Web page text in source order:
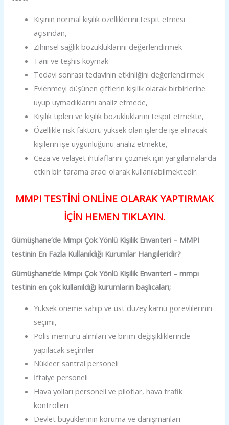
Kişinin normal kişilik özelliklerini tespit etmesi
açısından,
Zihinsel sağlık bozukluklarını değerlendirmek
Tanı ve teşhis koymak
Tedavi sonrası tedavinin etkinliğini değerlendirmek
Evlenmeyi düşünen çiftlerin kişilik olarak birbirlerine
uyup uymadıklarını analiz etmede,
Kişilik tipleri ve kişilik bozukluklarını tespit etmekte,
Özellikle risk faktörü yüksek olan işlerde işe alınacak
kişilerin işe uygunluğunu analiz etmekte,
Ceza ve velayet ihtilaflarını çözmek için yargılamalarda
etkin bir tarama aracı olarak kullanılabilmektedir.
MMPI TESTİNİ ONLİNE OLARAK YAPTIRMAK
İÇİN HEMEN TIKLAYIN.
Gümüşhane’de Mmpı Çok Yönlü Kişilik Envanteri – MMPI
testinin En Fazla Kullanıldığı Kurumlar Hangileridir?
Gümüşhane’de Mmpı Çok Yönlü Kişilik Envanteri – mmpı
testinin en çok kullanıldığı kurumların başlıcaları;
Yüksek öneme sahip ve üst düzey kamu görevlilerinin
seçimi,
Polis memuru alımları ve birim değişikliklerinde
yapılacak seçimler
Nükleer santral personeli
İftaiye personeli
Hava yolları personeli ve pilotlar, hava trafik
kontrolleri
Devlet büyüklerinin koruma ve danışmanları